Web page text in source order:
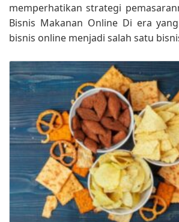
memperhatikan strategi
Bisnis Makanan Online Di era
bisnis online menjadi salah satu